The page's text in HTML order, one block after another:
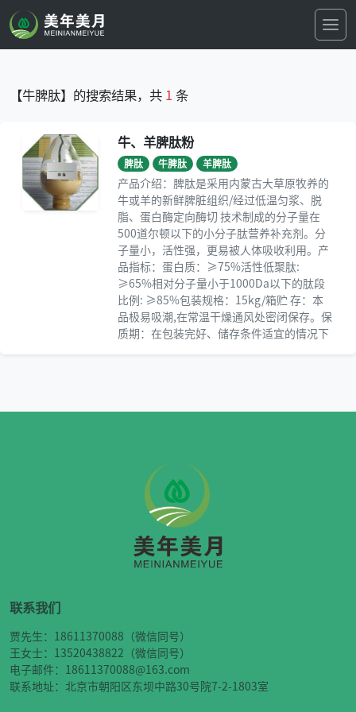
【牛脾肽】的搜索结果，共 1 条
牛、羊脾肽粉
脾肽 牛脾肽 羊脾肽
产品介绍：脾肽是采用内蒙古大草原牧养的
牛或羊的新鲜脾脏组织/经过低温匀浆、脱
脂、蛋白酶定向酶切 技术制成的分子量在
500道尔顿以下的小分子肽营养补充剂。分
子量小，活性强，更易被人体吸收利用。产
品指标：蛋白质：≥75%活性低聚肽:
≥65%相对分子量小于1000Da以下的肽段
比例: ≥85%包装规格：15kg/箱贮 存：本
品极易吸潮,在常温干燥通风处密闭保存。保
质期：在包装完好、储存条件适宜的情况下
联系我们
贾先生：18611370088（微信同号）
王女士：13520438822（微信同号）
电子邮件：18611370088@163.com
联系地址：北京市朝阳区东坝中路30号院7-2-1803室